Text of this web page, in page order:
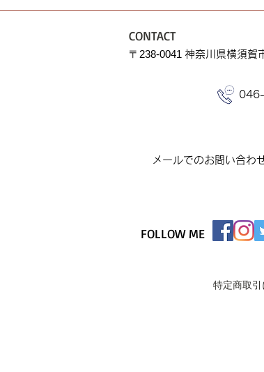
メールでのお問い合わ
046-
CONTACT
​〒238-0041 神奈川県横須賀
FOLLOW ME
特定商取